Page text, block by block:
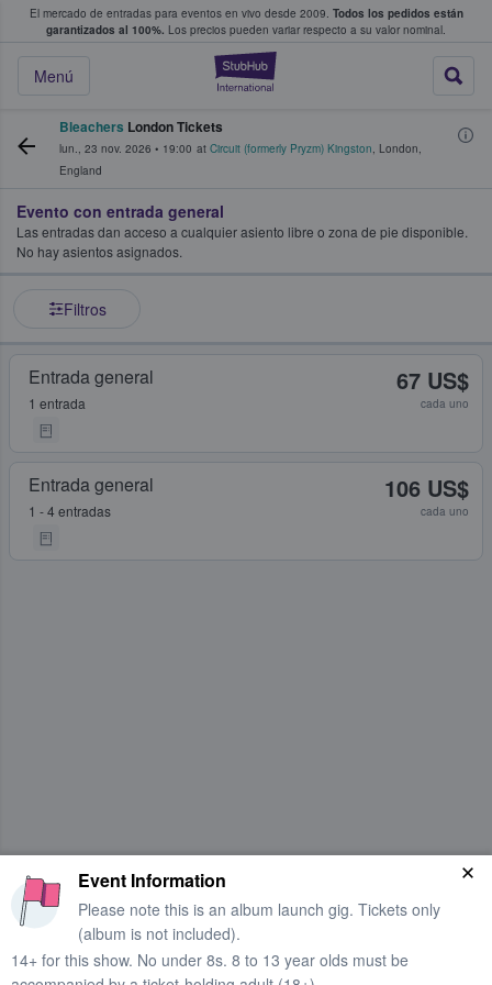
El mercado de entradas para eventos en vivo desde 2009. Todos los pedidos están
garantizados al 100%. Los precios pueden variar respecto a su valor nominal.
StubHub:
Menú
y venta de entradas entre fans
Bleachers London Tickets
lun., 23 nov. 2026 • 19:00 at Circuit (formerly Pryzm) Kingston, London,
England
Evento con entrada general
Las entradas dan acceso a cualquier asiento libre o zona de pie disponible.
No hay asientos asignados.
Filtros
Entrada general
1 entrada
67 US$
cada uno
Entrada general
1 - 4 entradas
106 US$
cada uno
Event Information
Please note this is an album launch gig. Tickets only
(album is not included).
14+ for this show. No under 8s. 8 to 13 year olds must be